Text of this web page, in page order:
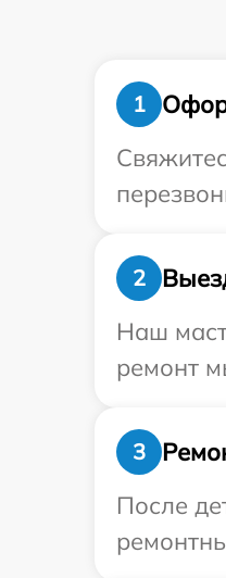
1
2
Наш
ремонт
3
После